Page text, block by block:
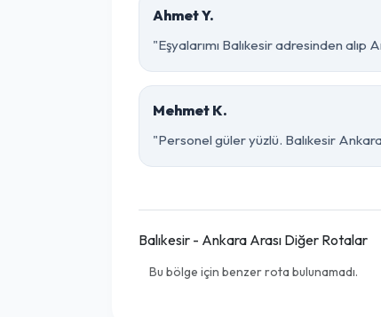
Ahmet Y.
"Eşyalarımı Balıkesir adresinden alıp
Mehmet K.
"Personel güler yüzlü. Balıkesir
Balıkesir - Ankara Arası Diğer Rotalar
Bu bölge için benzer rota bulunamadı.